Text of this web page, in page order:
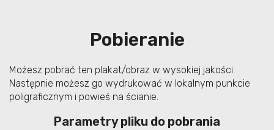
Pobieranie
Możesz pobrać ten plakat/obraz w wysokiej jakości.
Następnie możesz go wydrukować w lokalnym punkcie
poligraficznym i powieś na ścianie.
Parametry pliku do pobrania